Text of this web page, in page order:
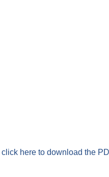
click here to download the